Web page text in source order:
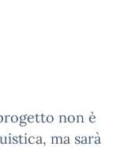
non è
ma sarà